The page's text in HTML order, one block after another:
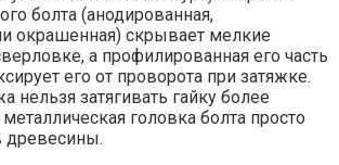
болта (анодированная,
окрашенная) скрывает мелкие
а профилированная его часть
его от проворота при затяжке.
нельзя затягивать гайку более
головка болта просто
древесины.